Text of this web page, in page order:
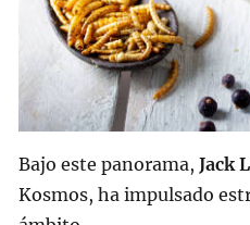
Bajo este panorama, Jack
Kosmos, ha impulsado